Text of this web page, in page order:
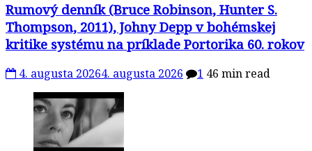
Rumový denník (Bruce Robinson, Hunter S.
Thompson, 2011), Johny Depp v bohémskej
kritike systému na príklade Portorika 60. rokov
4. augusta 20264. augusta 2026 1 46 min read